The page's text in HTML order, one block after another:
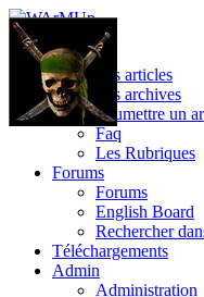
Site
Les articles
Les archives
Soumettre un
Faq
Les Rubriques
Forums
Forums
English Board
Rechercher
Téléchargements
Admin
Administration